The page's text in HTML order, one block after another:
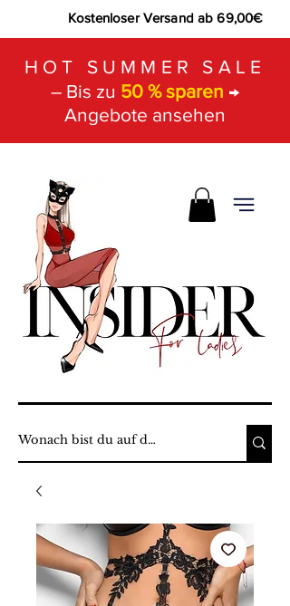
Kostenloser Versand ab 69,00€
HOT SUMMER SALE
– Bis zu 50 % sparen →
Angebote ansehen